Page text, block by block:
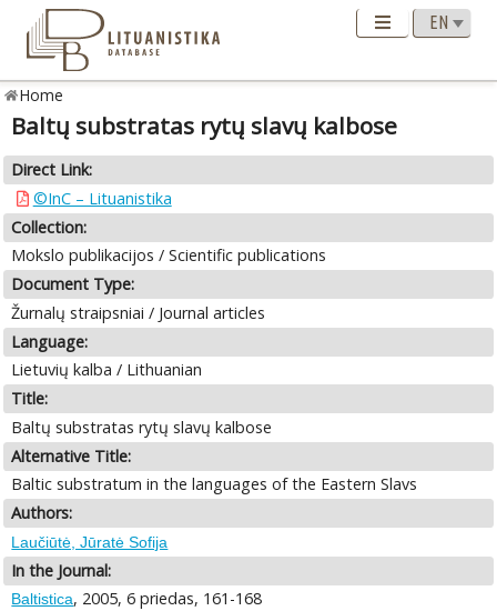
Home
Baltų substratas rytų slavų kalbose
Direct Link:
©InC – Lituanistika
Collection:
Mokslo publikacijos / Scientific publications
Document Type:
Žurnalų straipsniai / Journal articles
Language:
Lietuvių kalba / Lithuanian
Title:
Baltų substratas rytų slavų kalbose
Alternative Title:
Baltic substratum in the languages of the Eastern Slavs
Authors:
Laučiūtė, Jūratė Sofija
In the Journal:
Baltistica, 2005, 6 priedas, 161-168